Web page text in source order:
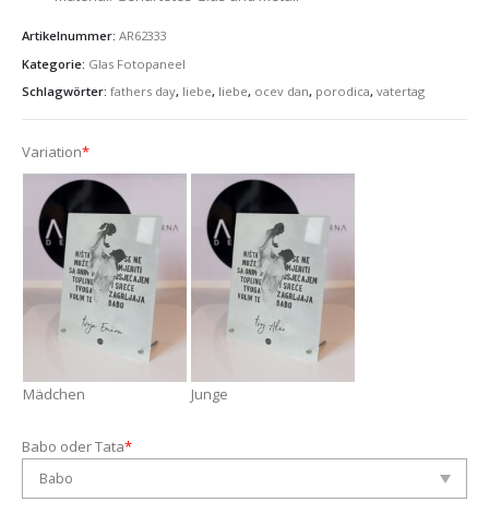
Artikelnummer: AR62333
Kategorie: Glas Fotopaneel
Schlagwörter: fathers day, liebe, liebe, ocev dan, porodica, vatertag
Variation*
Mädchen Junge
Babo oder Tata*